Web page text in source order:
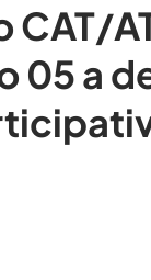
CAT/
05 a